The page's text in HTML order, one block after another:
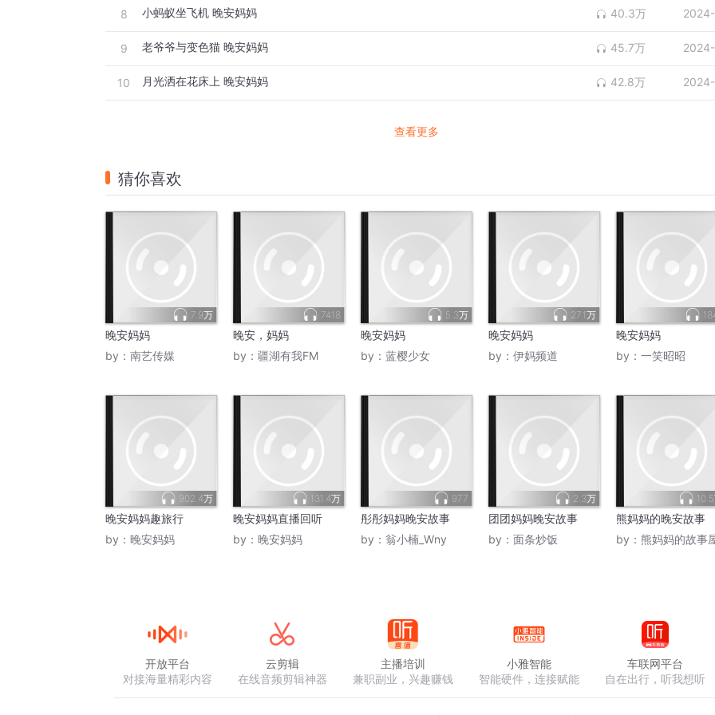
8 小蚂蚁坐飞机 晚安妈妈 40.3万
9 老爷爷与变色猫 晚安妈妈 45.7万
10 月光洒在花床上 晚安妈妈 42.8万
查看更多
猜你喜欢
7.9万
晚安妈妈
by： 南艺传媒
7418
晚安，妈妈
by： 疆湖有我FM
5.3万
晚安妈妈
by： 蓝樱少女
27.1万
晚安妈妈
by： 伊妈频道
晚安妈妈
by： 一笑昭昭
902.4万
晚安妈妈趣旅行
by： 晚安妈妈
131.4万
晚安妈妈直播回听
by： 晚安妈妈
977
彤彤妈妈晚安故事
by： 翁小楠_Wny
2.3万
团团妈妈晚安故事
by： 面条炒饭
熊妈妈的晚安故事
by： 熊妈妈的故事
开放平台
对接海量精彩内容
云剪辑
在线音频剪辑神器
主播培训
兼职副业，兴趣赚钱
小雅智能
智能硬件，连接赋能
车联网平台
自在出行，听我想听